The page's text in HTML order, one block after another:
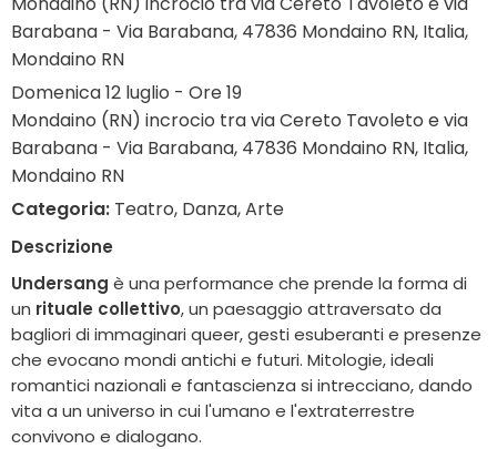
Barabana - Via Barabana, 47836 Mondaino RN, Italia,
Mondaino RN
Domenica 12 luglio - Ore 19
Mondaino (RN) incrocio tra via Cereto Tavoleto e via
Barabana - Via Barabana, 47836 Mondaino RN, Italia,
Mondaino RN
Categoria: Teatro, Danza, Arte
Descrizione
Undersang è una performance che prende la forma di
un rituale collettivo, un paesaggio attraversato da
bagliori di immaginari queer, gesti esuberanti e presenze
che evocano mondi antichi e futuri. Mitologie, ideali
romantici nazionali e fantascienza si intrecciano, dando
vita a un universo in cui l'umano e l'extraterrestre
convivono e dialogano.